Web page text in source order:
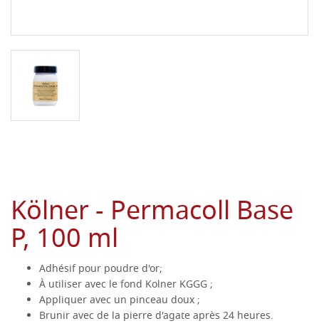
Kölner - Permacoll Base
P, 100 ml
Adhésif pour poudre d'or;
À utiliser avec le fond Kolner KGGG ;
Appliquer avec un pinceau doux ;
Brunir avec de la pierre d'agate après 24 heures.